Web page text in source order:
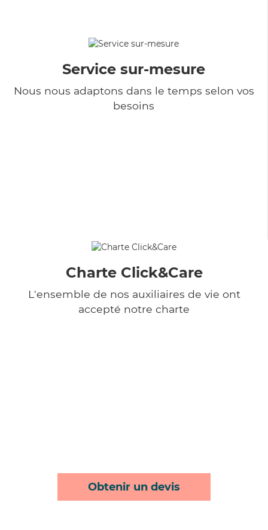
Service sur-mesure
Nous nous adaptons dans le temps selon vos
besoins
Charte Click&Care
L'ensemble de nos auxiliaires de vie ont
accepté notre charte
Obtenir un devis